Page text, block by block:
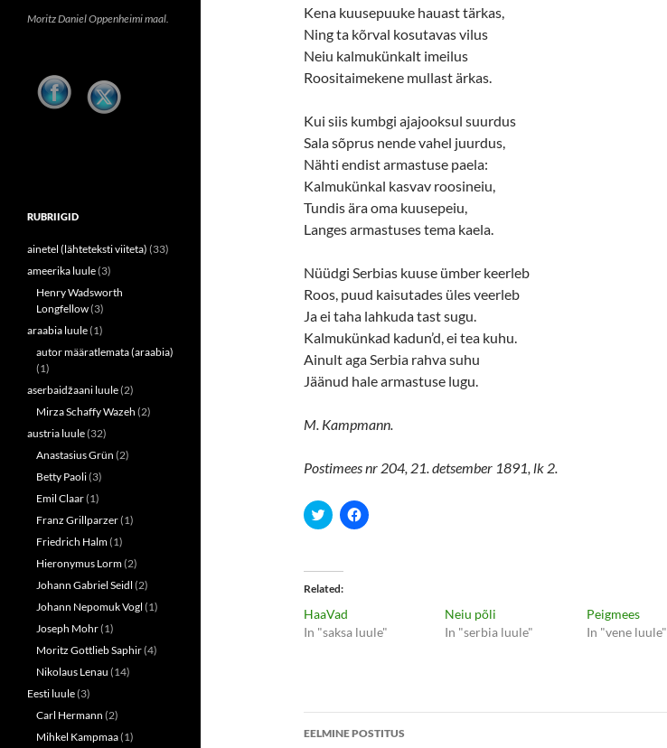
Kena kuusepuuke hauast tärkas,
Ning ta kõrval kosutavas vilus
Neiu kalmukünkalt imeilus
Roositaimekene mullast ärkas.
Kui siis kumbgi ajajooksul suurdus
Sala sõprus nende vahel juurdus,
Nähti endist armastuse paela:
Kalmukünkal kasvav roosineiu,
Tundis ära oma kuusepeiu,
Langes armastuses tema kaela.
Nüüdgi Serbias kuuse ümber keerleb
Roos, puud kaisutades üles veerleb
Ja ei taha lahkuda tast sugu.
Kalmukünkad kadun’d, ei tea kuhu.
Ainult aga Serbia rahva suhu
Jäänud hale armastuse lugu.
M. Kampmann.
Postimees nr 204, 21. detsember 1891, lk 2.
C
l
t
o
s
h
a
r
e
t
e
C
l
r
e
e
o
Related
HaaVad
In "saksa luule"
Neiu põli
In "serbia luule"
Peigmees
In "vene luule"
Postituste
EELMINE POSTITUS
Moritz Daniel Oppenheimi maal.
RUBRIIGID
ainetel (lähteteksti viiteta) (33)
ameerika luule(3)
Henry Wadsworth
Longfellow(3)
araabia luule(1)
autor määratlemata (araabia)
(1)
aserbaidžaani luule(2)
Mirza Schaffy Wazeh (2)
austria luule(32)
Anastasius Grün (2)
Betty Paoli(3)
Emil Claar(1)
Franz Grillparzer(1)
Friedrich Halm(1)
Hieronymus Lorm(2)
Johann Gabriel Seidl (2)
Johann Nepomuk Vogl (1)
Joseph Mohr(1)
Moritz Gottlieb Saphir(4)
Nikolaus Lenau (14)
Eesti luule(3)
Carl Hermann (2)
Mihkel Kampmaa(1)